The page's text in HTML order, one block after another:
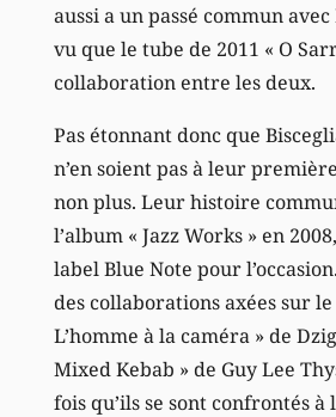
aussi a un passé commun
vu que le tube de 2011 « O
collaboration entre les deux.
Pas étonnant donc que
n’en soient pas à leur
non plus. Leur histoire
l’album « Jazz Works » en
label Blue Note pour
des collaborations axées sur
L’homme à la caméra » de
Mixed Kebab » de Guy Lee
fois qu’ils se sont confrontés à